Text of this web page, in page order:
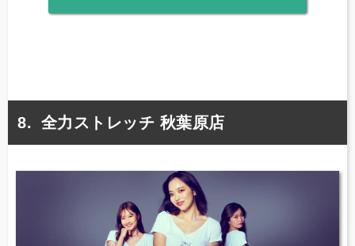
全力ストレッチ 秋葉原店